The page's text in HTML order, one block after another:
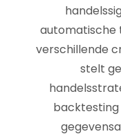
automatische
verschillende
stelt